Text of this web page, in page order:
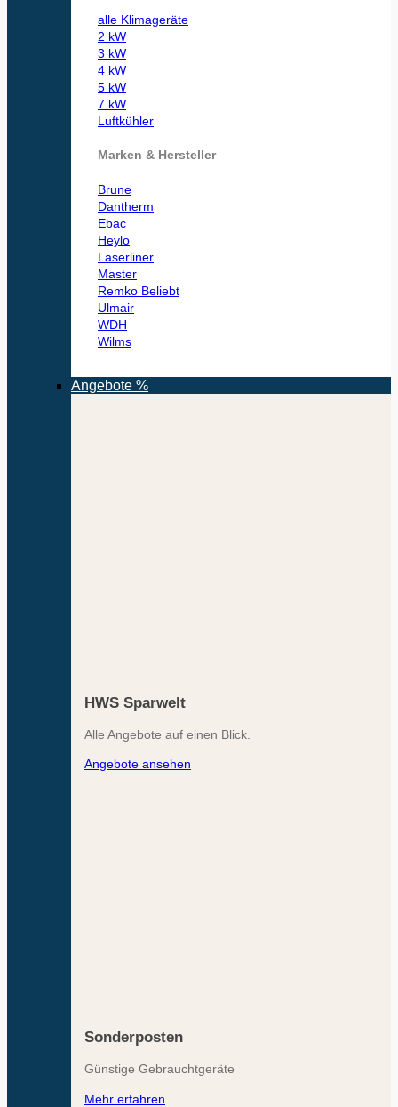
alle Klimageräte
2 kW
3 kW
4 kW
5 kW
7 kW
Luftkühler
Marken & Hersteller
Brune
Dantherm
Ebac
Heylo
Laserliner
Master
Remko
Ulmair
WDH
Wilms
Angebote %
HWS Sparwelt
Alle Angebote auf einen Blick.
Angebote ansehen
Sonderposten
Günstige Gebrauchtgeräte
Mehr erfahren